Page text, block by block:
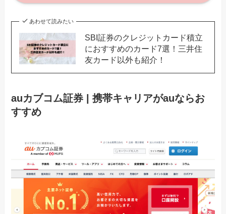
あわせて読みたい
SBI証券のクレジットカード積立
におすすめのカード7選！三井住
友カード以外も紹介！
auカブコム証券 | 携帯キャリアがauならお
すすめ